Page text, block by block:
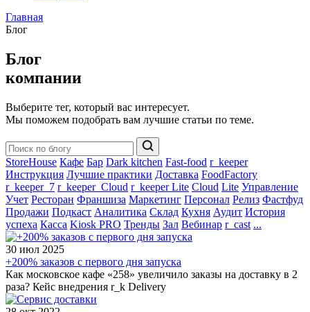
Главная
Блог
Блог
компании
Выберите тег, который вас интересует.
Мы поможем подобрать вам лучшие статьи по теме.
StoreHouse Кафе Бар Dark kitchen Fast-food r_keeper
Инструкция Лучшие практики Доставка FoodFactory
r_keeper_7 r_keeper_Cloud r_keeper Lite Cloud Lite Управление
Учет Ресторан Франшиза Маркетинг Персонал Релиз Фастфуд
Продажи Подкаст Аналитика Склад Кухня Аудит История
успеха Касса Kiosk PRO Тренды Зал Вебинар r_cast ...
30 июл 2025
+200% заказов с первого дня запуска
Как московское кафе «258» увеличило заказы на доставку в 2
раза? Кейс внедрения r_k Delivery